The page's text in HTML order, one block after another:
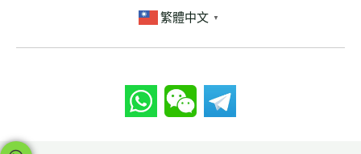
繁體中文 ▼